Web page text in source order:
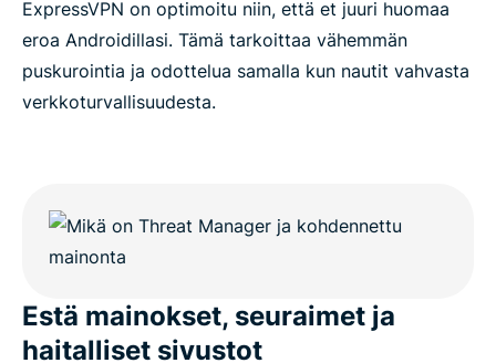
ExpressVPN on optimoitu niin, että et juuri huomaa
eroa Androidillasi. Tämä tarkoittaa vähemmän
puskurointia ja odottelua samalla kun nautit vahvasta
verkkoturvallisuudesta.
Estä mainokset, seuraimet ja
haitalliset sivustot